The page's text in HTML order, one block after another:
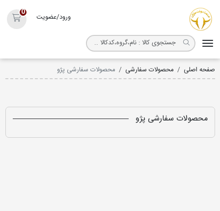
ورود/عضویت
0
صفحه اصلی محصولات سفارشی محصولات سفارشی پژو
محصولات سفارشی پژو